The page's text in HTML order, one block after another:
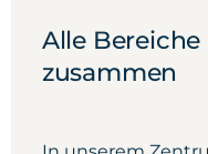
Alle
zusammen